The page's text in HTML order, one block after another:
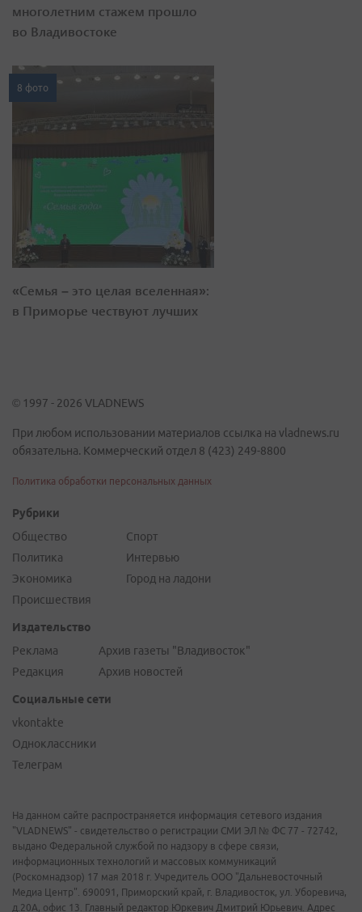
многолетним стажем прошло
во Владивостоке
8 фото
«Семья – это целая вселенная»:
в Приморье чествуют лучших
© 1997 - 2026 VLADNEWS
При любом использовании материалов ссылка на vladnews.ru
обязательна. Коммерческий отдел 8 (423) 249-8800
Политика обработки персональных данных
Рубрики
Общество
Политика
Экономика
Происшествия
Спорт
Интервью
Город на ладони
Издательство
Реклама
Редакция
Архив газеты "Владивосток"
Архив новостей
Социальные сети
vkontakte
Одноклассники
Телеграм
На данном сайте распространяется информация сетевого издания
"VLADNEWS" - свидетельство о регистрации СМИ ЭЛ № ФС 77 - 72742,
выдано Федеральной службой по надзору в сфере связи,
информационных технологий и массовых коммуникаций
(Роскомнадзор) 17 мая 2018 г. Учредитель ООО "Дальневосточный
Медиа Центр". 690091, Приморский край, г. Владивосток, ул. Уборевича,
д.20А, офис 13. Главный редактор Юркевич Дмитрий Юрьевич. Адрес